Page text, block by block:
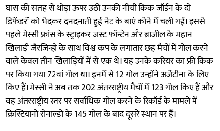
घास की सतह से थोड़ा ऊपर उठी उनकी नीची किक जॉर्डन के दो
डिफेंडरों को भेदकर दनदनाती हुई नेट के बाएं कोने में चली गई। इससे
पहले मेस्सी फ्रांस के स्ट्राइकर जस्ट फॉन्टेन और ब्राजील के महान
खिलाड़ी जैरजिन्हो के साथ विश्व कप के लगातार छह मैचों में गोल करने
वाले केवल तीन खिलाड़ियों में से एक थे। यह उनके करियर का फ्री किक
पर किया गया 72वां गोल था। इनमें से 12 गोल उन्होंने अर्जेंटीना के लिए
किए हैं। मेस्सी ने अब तक 202 अंतरराष्ट्रीय मैचों में 123 गोल किए हैं और
वह अंतरराष्ट्रीय स्तर पर सर्वाधिक गोल करने के रिकॉर्ड के मामले में
क्रिस्टियानो रोनाल्डो के 145 गोल के बाद दूसरे स्थान पर हैं।